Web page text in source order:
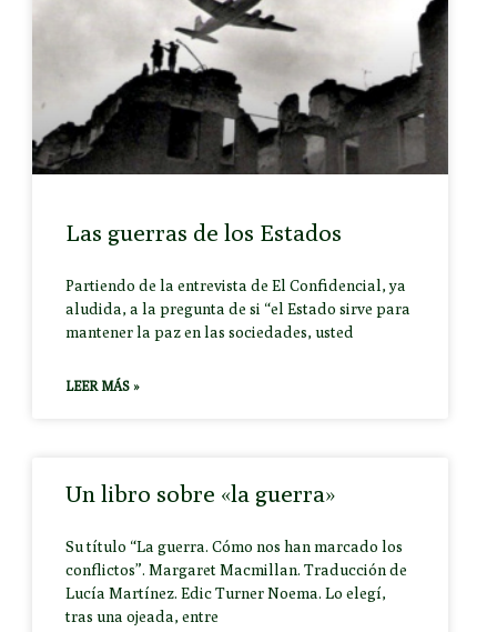
Las guerras de los Estados
Partiendo de la entrevista de El Confidencial, ya
aludida, a la pregunta de si “el Estado sirve para
mantener la paz en las sociedades, usted
LEER MÁS »
Un libro sobre «la guerra»
Su título “La guerra. Cómo nos han marcado los
conflictos”. Margaret Macmillan. Traducción de
Lucía Martínez. Edic Turner Noema. Lo elegí,
tras una ojeada, entre